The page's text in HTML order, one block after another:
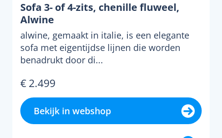
Sofa 3- of 4-zits, chenille fluweel,
Alwine
alwine, gemaakt in italie, is een elegante
sofa met eigentijdse lijnen die worden
benadrukt door di...
€ 2.499
Bekijk in webshop